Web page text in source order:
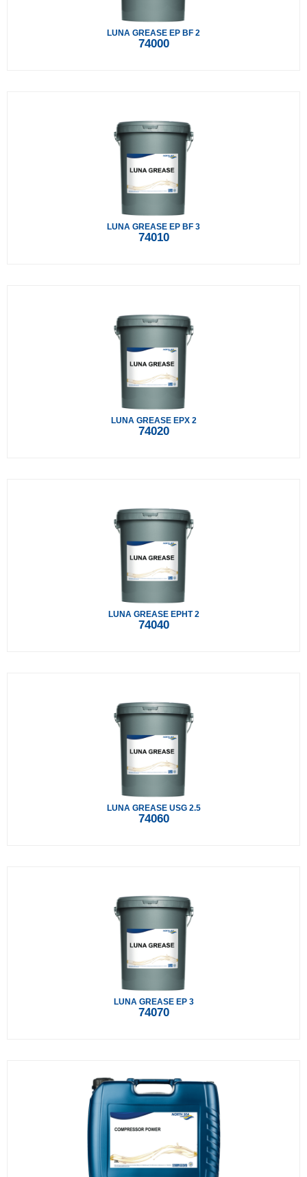
LUNA GREASE EP BF 2
74000
LUNA GREASE EP BF 3
74010
LUNA GREASE EPX 2
74020
LUNA GREASE EPHT 2
74040
LUNA GREASE USG 2.5
74060
LUNA GREASE EP 3
74070